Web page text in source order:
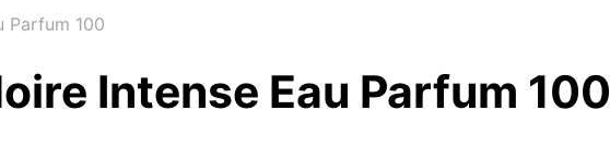
Parfum 100
Intense Eau Parfum 100